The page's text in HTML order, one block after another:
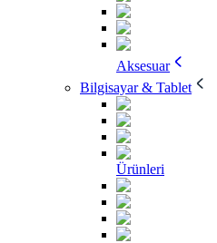
Aksesuar
Bilgisayar & Tablet
Ürünleri